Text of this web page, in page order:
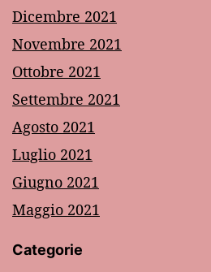
Dicembre 2021
Novembre 2021
Ottobre 2021
Settembre 2021
Agosto 2021
Luglio 2021
Giugno 2021
Maggio 2021
Categorie